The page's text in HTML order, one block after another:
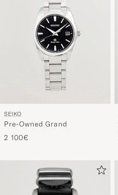
SEIKO
Pre-Owned Grand
2 100€